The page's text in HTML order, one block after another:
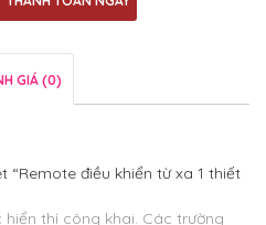
GIÁ (0)
“Remote điều khiển từ xa 1 thiết
hiển thị công khai. Các trường